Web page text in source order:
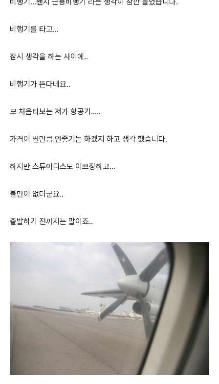
비행기를 타고...
잠시 생각을 하는 사이에..
비행기가 뜬다네요..
모 처음타보는 저가 항공기.....
가격이 싼만큼 안좋기는 하겠지 하고 생각 했습니다.
하지만 스튜어디스도 이쁘장하고...
불만이 없더군요..
출발하기 전까지는 말이죠..